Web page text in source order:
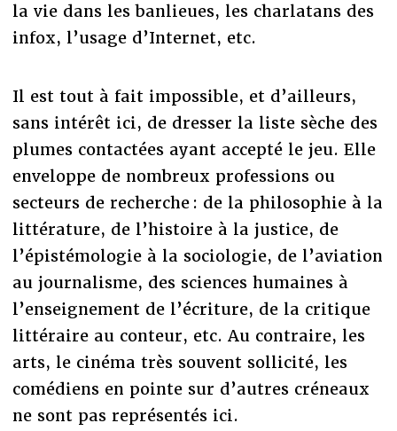
la vie dans les banlieues, les charlatans des
infox, l’usage d’Internet, etc.
Il est tout à fait impossible, et d’ailleurs,
sans intérêt ici, de dresser la liste sèche des
plumes contactées ayant accepté le jeu. Elle
enveloppe de nombreux professions ou
secteurs de recherche : de la philosophie à la
littérature, de l’histoire à la justice, de
l’épistémologie à la sociologie, de l’aviation
au journalisme, des sciences humaines à
l’enseignement de l’écriture, de la critique
littéraire au conteur, etc. Au contraire, les
arts, le cinéma très souvent sollicité, les
comédiens en pointe sur d’autres créneaux
ne sont pas représentés ici.